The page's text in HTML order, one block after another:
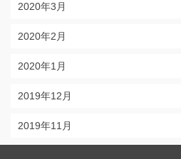
2020年3月
2020年2月
2020年1月
2019年12月
2019年11月